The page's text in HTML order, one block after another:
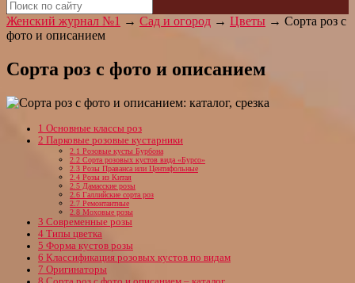
Женский журнал №1 → Сад и огород → Цветы → Сорта роз с
фото и описанием
Сорта роз с фото и описанием
1 Основные классы роз
2 Парковые розовые кустарники
2.1 Розовые кусты Бурбона
2.2 Сорта розовых кустов вида «Бурсо»
2.3 Розы Праванса или Центифольные
2.4 Розы из Китая
2.5 Дамасские розы
2.6 Галлийские сорта роз
2.7 Ремонтантные
2.8 Моховые розы
3 Современные розы
4 Типы цветка
5 Форма кустов розы
6 Классификация розовых кустов по видам
7 Оригинаторы